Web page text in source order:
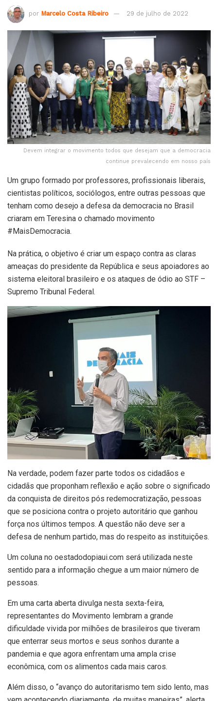
por Marcelo Costa Ribeiro 29 de julho de 2022
Devem integrar o movimento todos que desejam que a democracia
continue prevalecendo em nosso país
Um grupo formado por professores, profissionais liberais,
cientistas políticos, sociólogos, entre outras pessoas que
tenham como desejo a defesa da democracia no Brasil
criaram em Teresina o chamado movimento
#MaisDemocracia.
Na prática, o objetivo é criar um espaço contra as claras
ameaças do presidente da República e seus apoiadores ao
sistema eleitoral brasileiro e os ataques de ódio ao STF –
Supremo Tribunal Federal.
Na verdade, podem fazer parte todos os cidadãos e
cidadãs que proponham reflexão e ação sobre o significado
da conquista de direitos pós redemocratização, pessoas
que se posiciona contra o projeto autoritário que ganhou
força nos últimos tempos. A questão não deve ser a
defesa de nenhum partido, mas do respeito as instituições.
Um coluna no oestadodopiaui.com será utilizada neste
sentido para a informação chegue a um maior número de
pessoas.
Em uma carta aberta divulga nesta sexta-feira,
representantes do Movimento lembram a grande
dificuldade vivida por milhões de brasileiros que tiveram
que enterrar seus mortos e seus sonhos durante a
pandemia e que agora enfrentam uma ampla crise
econômica, com os alimentos cada mais caros.
Além disso, o “avanço do autoritarismo tem sido lento, mas